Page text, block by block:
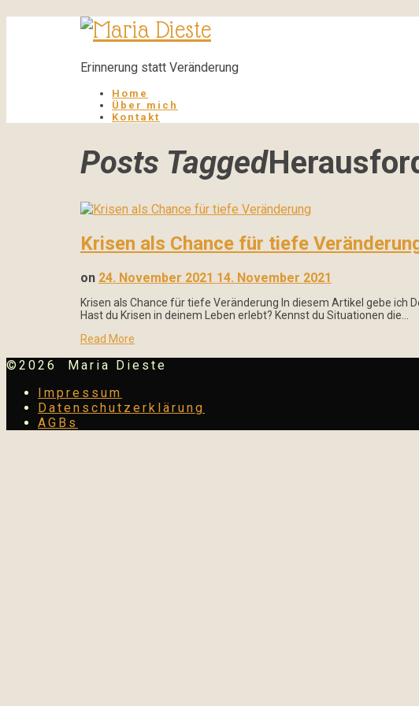
Maria
Erinnerung statt Veränderung
Home
Über mich
Kontakt
Posts Tagged
Krisen als Chance für tiefe
on 24. November 2021 14. November 2021
Krisen als Chance für tiefe Veränderung In diesem Artikel gebe
Hast du Krisen in deinem Leben erlebt? Kennst du Situationen die…
Read More
©2026 Maria Dieste
Impressum
Datenschutzerklärung
AGBs